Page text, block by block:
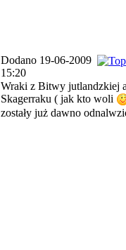
Dodano 19-06-2009
15:20
Wraki z Bitwy jutlandzkiej
Skagerraku ( jak kto woli
zostały już dawno